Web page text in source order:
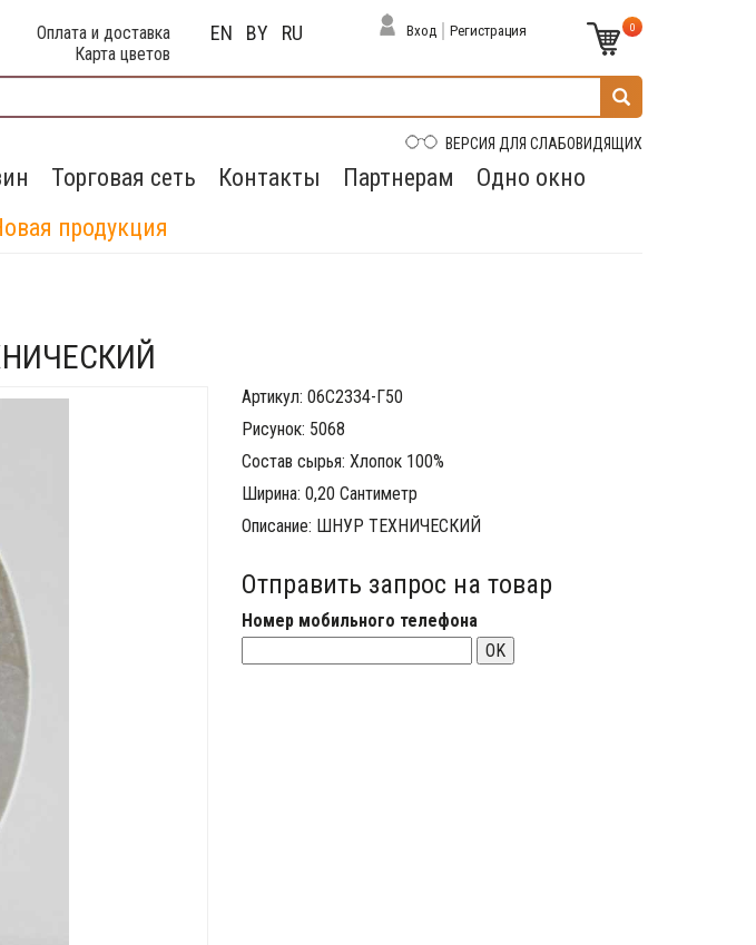
Оплата и доставка
Карта цветов
EN BY RU Вход Регистрация 0
ВЕРСИЯ ДЛЯ СЛАБОВИДЯЩИХ
Торговая сеть Контакты Партнерам
Одно окно
продукция
Артикул: 06С2334-Г50
Рисунок: 5068
Состав сырья: Хлопок 100%
Ширина: 0,20 Сантиметр
Описание: ШНУР ТЕХНИЧЕСКИЙ
Отправить запрос на товар
Номер мобильного телефона
OK